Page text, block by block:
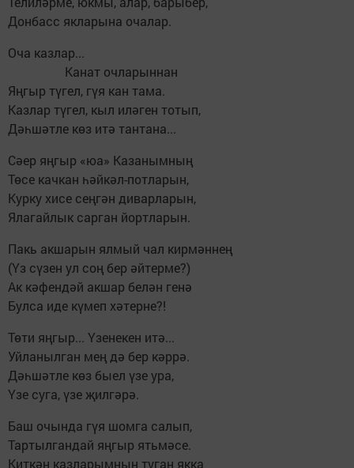
Донбасс якларына очалар.
Оча казлар...
Канат очларыннан
Яңгыр түгел, гүя кан тама.
Казлар түгел, кыл иләген тотып,
Дәһшәтле көз итә тантана...
Сәер яңгыр «юа» Казанымның
Төсе качкан һәйкәл-потларын,
Курку хисе сеңгән диварларын,
Ялагайлык сарган йортларын.
Пакь акшарын ялмый чал кирмәннең
(Үз сүзен ул соң бер әйтерме?)
Ак кәфендәй акшар белән генә
Булса иде күмеп хәтерне?!
Төти яңгыр... Үзенекен итә...
Уйланылган мең дә бер кәррә.
Дәһшәтле көз быел үзе ура,
Үзе суга, үзе җилгәрә.
Баш очында гүя шомга салып,
Тартылгандай яңгыр ятьмәсе.
Киткән казларымның туган якка